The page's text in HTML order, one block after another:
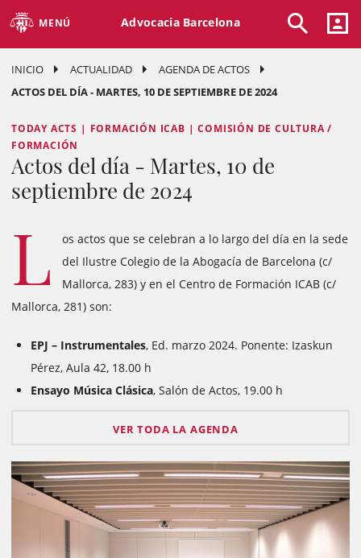
MENÚ Advocacia Barcelona
INICIO ACTUALIDAD
AGENDA DE ACTOS
ACTOS DEL DÍA - MARTES, 10 DE SEPTIEMBRE DE 2024
TODAY ACTS | FORMACIÓN ICAB | COMISIÓN DE CULTURA /
FORMACIÓN
Actos del día - Martes, 10 de
septiembre de 2024
L
os actos que se celebran a lo largo del día en la sede
del Ilustre Colegio de la Abogacía de Barcelona (c/
Mallorca, 283) y en el Centro de Formación ICAB (c/
Mallorca, 281) son:
EPJ – Instrumentales, Ed. marzo 2024. Ponente: Izaskun
Pérez, Aula 42, 18.00 h
Ensayo Música Clásica, Salón de Actos, 19.00 h
VER TODA LA AGENDA